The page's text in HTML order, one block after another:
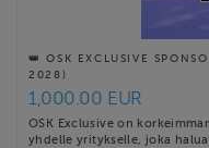
👑 OSK EXCLUSIVE
2028)
1,000.00 EUR
OSK Exclusive on
yhdelle yritykselle, joka